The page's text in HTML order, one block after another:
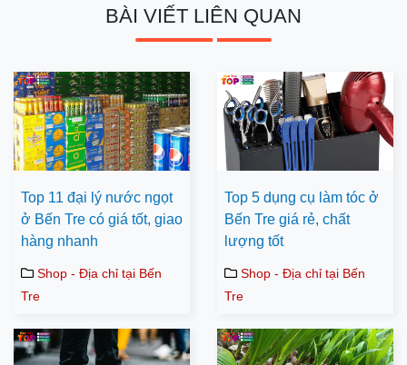
BÀI VIẾT LIÊN QUAN
Top 11 đại lý nước ngọt
ở Bến Tre có giá tốt, giao
hàng nhanh
Shop - Địa chỉ tại Bến
Tre
Top 5 dụng cụ làm tóc ở
Bến Tre giá rẻ, chất
lượng tốt
Shop - Địa chỉ tại Bến
Tre